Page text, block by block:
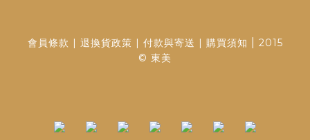
會員條款 | 退換貨政策 | 付款與寄送 | 購買須知
2015
© 東美